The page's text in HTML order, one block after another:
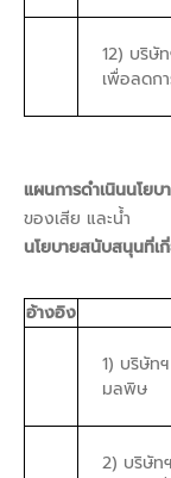
12) บริษั
เพื่อลดก
แผนการดำเนินนโยบ
ของเสีย และน้ำ
นโยบายสนับสนุนที่เ
อ้างอิง
1) บริษัท
มลพิษ
2) บริษัท